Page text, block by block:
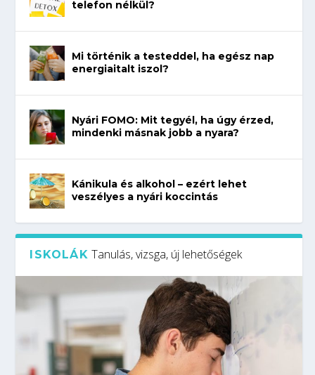
telefon nélkül?
Mi történik a testeddel, ha egész nap
energiaitalt iszol?
Nyári FOMO: Mit tegyél, ha úgy érzed,
mindenki másnak jobb a nyara?
Kánikula és alkohol – ezért lehet
veszélyes a nyári koccintás
ISKOLÁK Tanulás, vizsga, új lehetőségek